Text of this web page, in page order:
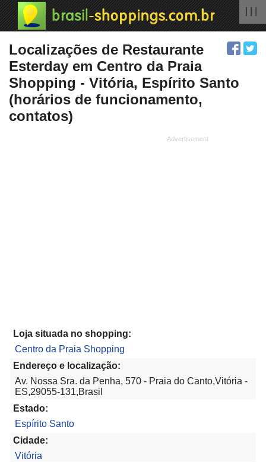
Localizações de Restaurante
Esterday em Centro da Praia
Shopping - Vitória, Espírito Santo
(horários de funcionamento,
contatos)
Loja situada no shopping:
Centro da Praia Shopping
Endereço e localização:
Av. Nossa Sra. da Penha, 570 - Praia do Canto,Vitória -
ES,29055-131,Brasil
Estado:
Espírito Santo
Cidade:
Vitória